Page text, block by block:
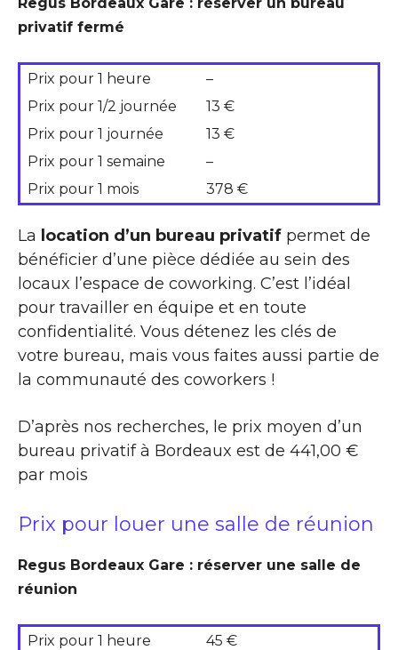
privatif fermé
Prix pour 1 heure
–
Prix pour 1/2 journée
13 €
Prix pour 1 journée
13 €
Prix pour 1 semaine
–
Prix pour 1 mois
378 €
La location d’un bureau privatif permet de
bénéficier d’une pièce dédiée au sein des
locaux l’espace de coworking. C’est l’idéal
pour travailler en équipe et en toute
confidentialité. Vous détenez les clés de
votre bureau, mais vous faites aussi partie de
la communauté des coworkers !
D’après nos recherches, le prix moyen d’un
bureau privatif à Bordeaux est de 441,00 €
par mois
Prix pour louer une salle de réunion
Regus Bordeaux Gare : réserver une salle de
réunion
Prix pour 1 heure
45 €